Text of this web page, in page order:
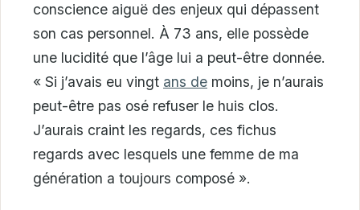
conscience aiguë des enjeux qui dépassent
son cas personnel. À 73 ans, elle possède
une lucidité que l’âge lui a peut-être donnée.
« Si j’avais eu vingt ans de moins, je n’aurais
peut-être pas osé refuser le huis clos.
J’aurais craint les regards, ces fichus
regards avec lesquels une femme de ma
génération a toujours composé ».